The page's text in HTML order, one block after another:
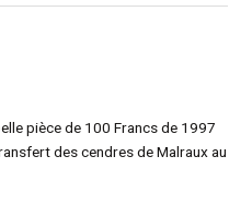
pièce de 100 Francs de 1997
des cendres de Malraux au